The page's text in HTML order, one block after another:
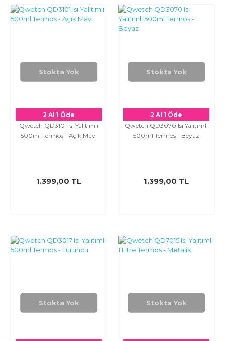
Stokta Yok
2 Al 1 Öde
Qwetch QD3101 Isı Yalıtımlı
500ml Termos - Açık Mavi
1.399,00 TL
Stokta Yok
2 Al 1 Öde
Qwetch QD3070 Isı Yalıtımlı
500ml Termos - Beyaz
1.399,00 TL
Stokta Yok Stokta Yok